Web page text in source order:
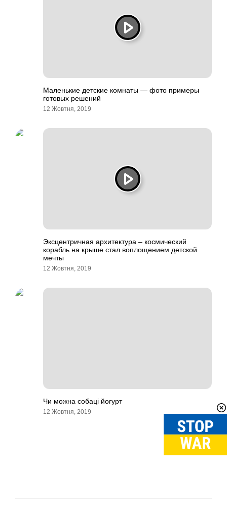
Маленькие детские комнаты — фото примеры
готовых решений
12 Жовтня, 2019
Эксцентричная архитектура – космический
корабль на крыше стал воплощением детской
мечты
12 Жовтня, 2019
Чи можна собаці йогурт
12 Жовтня, 2019